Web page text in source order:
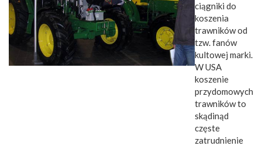
ciągniki do
koszenia
trawników od
tzw. fanów
kultowej marki.
W USA
koszenie
przydomowych
trawników to
skądinąd
częste
zatrudnienie